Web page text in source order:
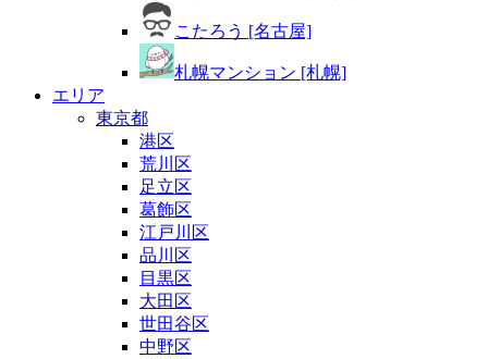
こたろう [名古屋]
札幌マンション [札幌]
エリア
東京都
港区
荒川区
足立区
葛飾区
江戸川区
品川区
目黒区
大田区
世田谷区
中野区